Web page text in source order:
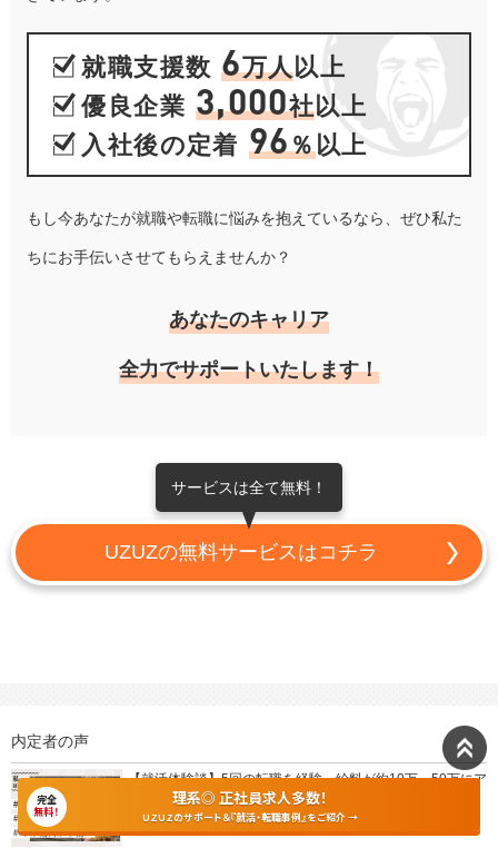
就職支援数 6万人以上
優良企業 3,000社以上
入社後の定着 96％以上
もし今あなたが就職や転職に悩みを抱えているなら、ぜひ私た
ちにお手伝いさせてもらえませんか？
あなたのキャリア
全力でサポートいたします！
サービスは全て無料！
UZUZの無料サービスはコチラ
内定者の声
【就活体験談】5回の転職を経験。給料が約10万→50万にア
ップするまで
2026年07月29日
完全
無料！
理系◎ 正社員求人多数！
UZUZのサポート＆『就活・転職事例』をご紹介 →